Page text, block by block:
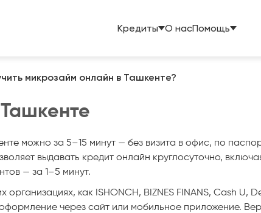
Кредиты О насПомощь
микрозайм онлайн в Ташкенте?
можно за 5–15 минут — без визита в офис, по
выдавать кредит онлайн круглосуточно,
— за 1–5 минут.
организациях, как ISHONCH, BIZNES FINANS, Cash
через сайт или мобильное приложение.